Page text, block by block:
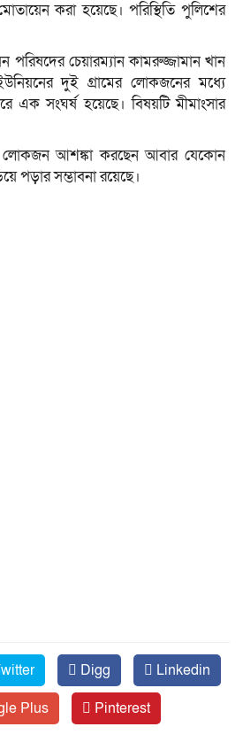
করা হয়েছে। পরিস্থিতি পুলিশের
চেয়ারম্যান কামরুজ্জামান খান
দুই গ্রামের লোকজনের মধ্যে
এক সংঘর্ষ হয়েছে। বিষয়টি মীমাংসার
লোকজন আশঙ্কা করছেন আবার যেকোন
পড়ার সম্ভাবনা রয়েছে।
Digg
Linkedin
Plus
Pinterest